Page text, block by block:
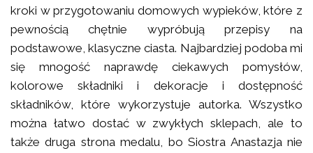
kroki w przygotowaniu domowych wypieków, które z
pewnością chętnie wypróbują przepisy na
podstawowe, klasyczne ciasta. Najbardziej podoba mi
się mnogość naprawdę ciekawych pomysłów,
kolorowe składniki i dekoracje i dostępność
składników, które wykorzystuje autorka. Wszystko
można łatwo dostać w zwykłych sklepach, ale to
także druga strona medalu, bo Siostra Anastazja nie